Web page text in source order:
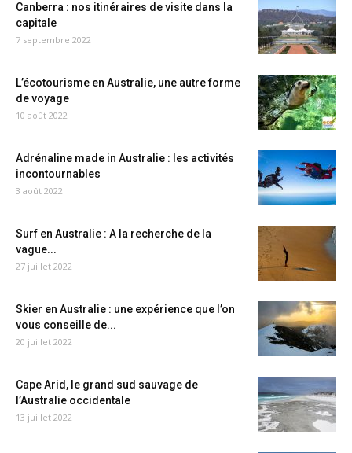
Canberra : nos itinéraires de visite dans la
capitale
7 septembre 2022
L’écotourisme en Australie, une autre forme
de voyage
10 août 2022
Adrénaline made in Australie : les activités
incontournables
3 août 2022
Surf en Australie : A la recherche de la
vague...
27 juillet 2022
Skier en Australie : une expérience que l’on
vous conseille de...
20 juillet 2022
Cape Arid, le grand sud sauvage de
l’Australie occidentale
13 juillet 2022